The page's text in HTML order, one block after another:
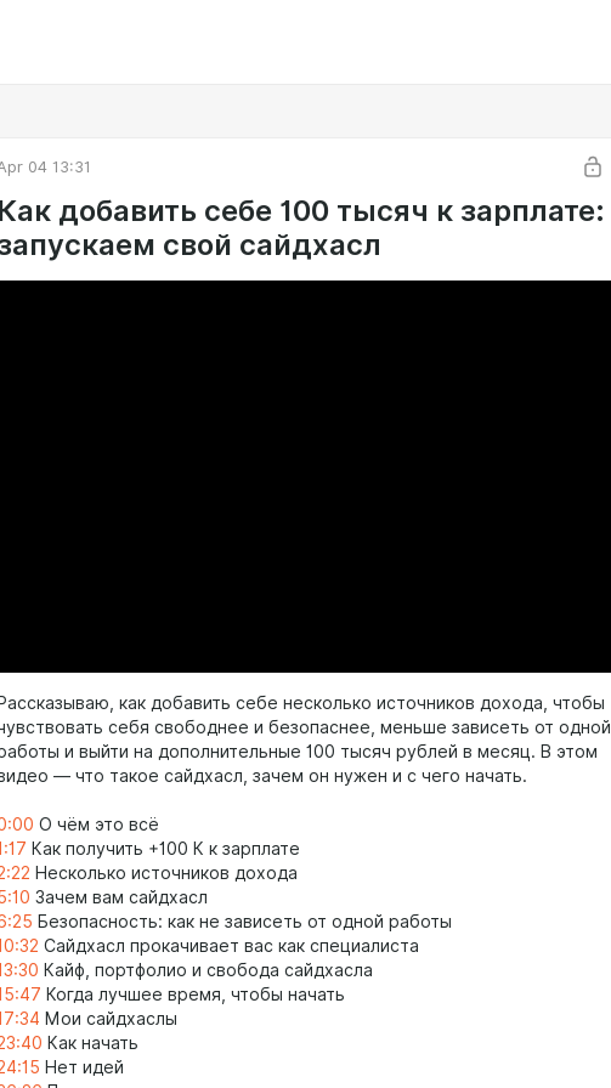
04 13:31
Как добавить себе 100 тысяч к зарплате:
свой сайдхасл
Рассказываю, как добавить себе несколько источников дохода, чтобы
себя свободнее и безопаснее, меньше зависеть от одной
и выйти на дополнительные 100 тысяч рублей в месяц. В этом
— что такое сайдхасл, зачем он нужен и с чего начать.
О чём это всё
Как получить +100 К к зарплате
Несколько источников дохода
Зачем вам сайдхасл
Безопасность: как не зависеть от одной работы
Сайдхасл прокачивает вас как специалиста
Кайф, портфолио и свобода сайдхасла
Когда лучшее время, чтобы начать
Мои сайдхаслы
Как начать
Нет идей